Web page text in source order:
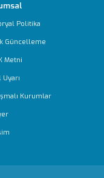
Politika
Güncelleme
Metni
Uyarı
Kurumlar